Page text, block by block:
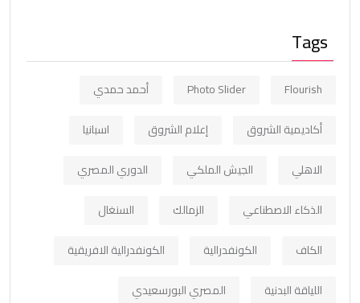
Tags
Flourish
Photo Slider
أحمد حمدي
أكاديمية الشروق
إعلام الشروق
اسبانيا
الاهلي
الجيش الملكي
الدوري المصري
الذكاء الاصطناعي
الزمالك
السنغال
الكاف
الكونفدرالية
الكونفدرالية الافريقية
اللياقة البدنية
المصري البورسعيدي